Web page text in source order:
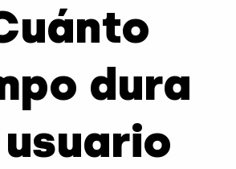
dura